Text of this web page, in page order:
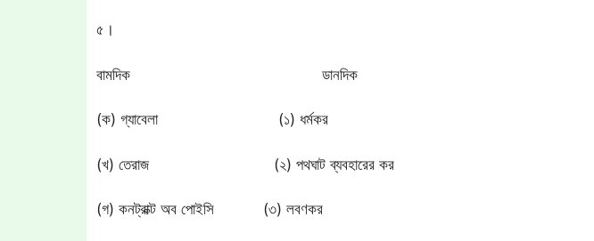
৫।
বামদিক ডানদিক
(ক) গ্যাবেলা (১) ধর্মকর
(খ) তেরাজ (২) পথঘাট ব্যবহারের কর
(গ) কনট্রাক্ট অব পোইসি (৩) লবণকর